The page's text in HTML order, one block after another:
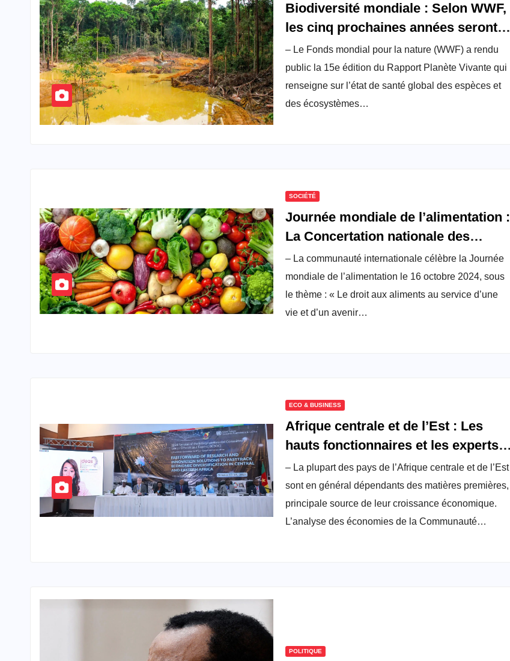
Biodiversité mondiale : Selon WWF,
les cinq prochaines années seront
déterminantes pour l’avenir de la vie
sur terre
– Le Fonds mondial pour la nature (WWF) a rendu
public la 15e édition du Rapport Planète Vivante qui
renseigne sur l’état de santé global des espèces et
des écosystèmes…
SOCIÉTÉ
Journée mondiale de l’alimentation :
La Concertation nationale des
organisations paysannes au
Cameroun réitère la nécessité
d’honorer le droit à une alimentation
saine
– La communauté internationale célèbre la Journée
mondiale de l’alimentation le 16 octobre 2024, sous
le thème : « Le droit aux aliments au service d’une
vie et d’un avenir…
ECO & BUSINESS
Afrique centrale et de l’Est : Les
hauts fonctionnaires et les experts
de la CEA misent sur la recherche et
l’innovation pour promouvoir de
nouveaux procédés de production et
accélérer la diversification
– La plupart des pays de l’Afrique centrale et de l’Est
sont en général dépendants des matières premières,
principale source de leur croissance économique.
L’analyse des économies de la Communauté…
POLITIQUE